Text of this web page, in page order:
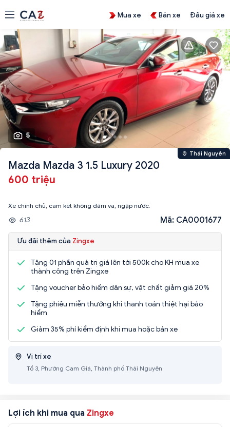
Mua xe Bán xe Đấu giá xe
5
Thái Nguyên
Mazda Mazda 3 1.5 Luxury 2020
600 triệu
Xe chính chủ, cam kết không đâm va, ngập nước.
613 Mã: CA0001677
Ưu đãi thêm của Zingxe
Tặng 01 phần quà trị giá lên tới 500k cho KH mua xe
thành công trên Zingxe
Tặng voucher bảo hiểm dân sự, vật chất giảm giá 20%
Tặng phiếu miễn thưởng khi thanh toán thiệt hại bảo
hiểm
Giảm 35% phí kiểm định khi mua hoặc bán xe
Vị trí xe
Tổ 3, Phường Cam Giá, Thành phố Thái Nguyên
Lợi ích khi mua qua Zingxe